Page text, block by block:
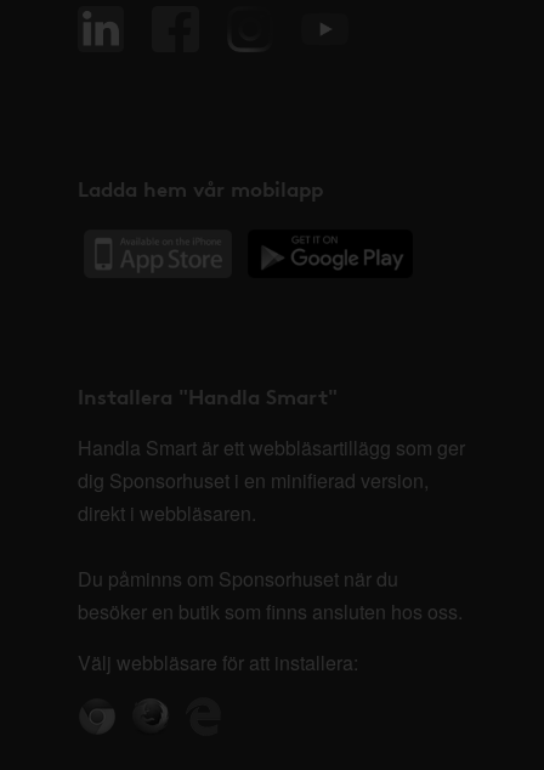
Ladda hem vår mobilapp
Installera "Handla Smart"
Handla Smart är ett webbläsartillägg som ger
dig Sponsorhuset i en minifierad version,
direkt i webbläsaren.
Du påminns om Sponsorhuset när du
besöker en butik som finns ansluten hos oss.
Välj webbläsare för att installera: